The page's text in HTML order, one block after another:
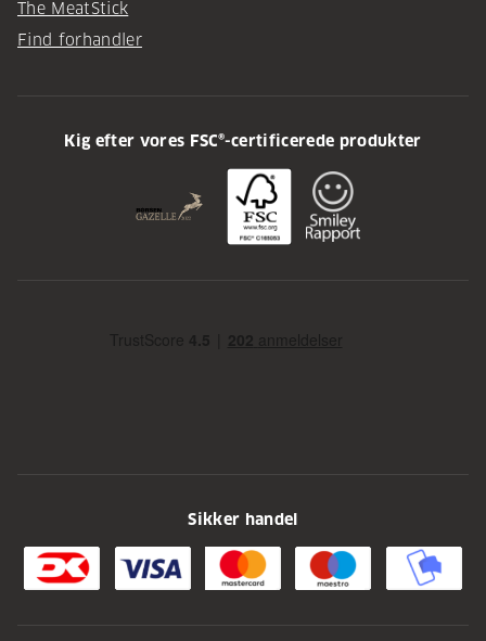
The MeatStick
Find forhandler
Kig efter vores FSC®-certificerede produkter
Sikker handel